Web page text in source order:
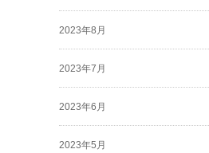
2023年8月
2023年7月
2023年6月
2023年5月